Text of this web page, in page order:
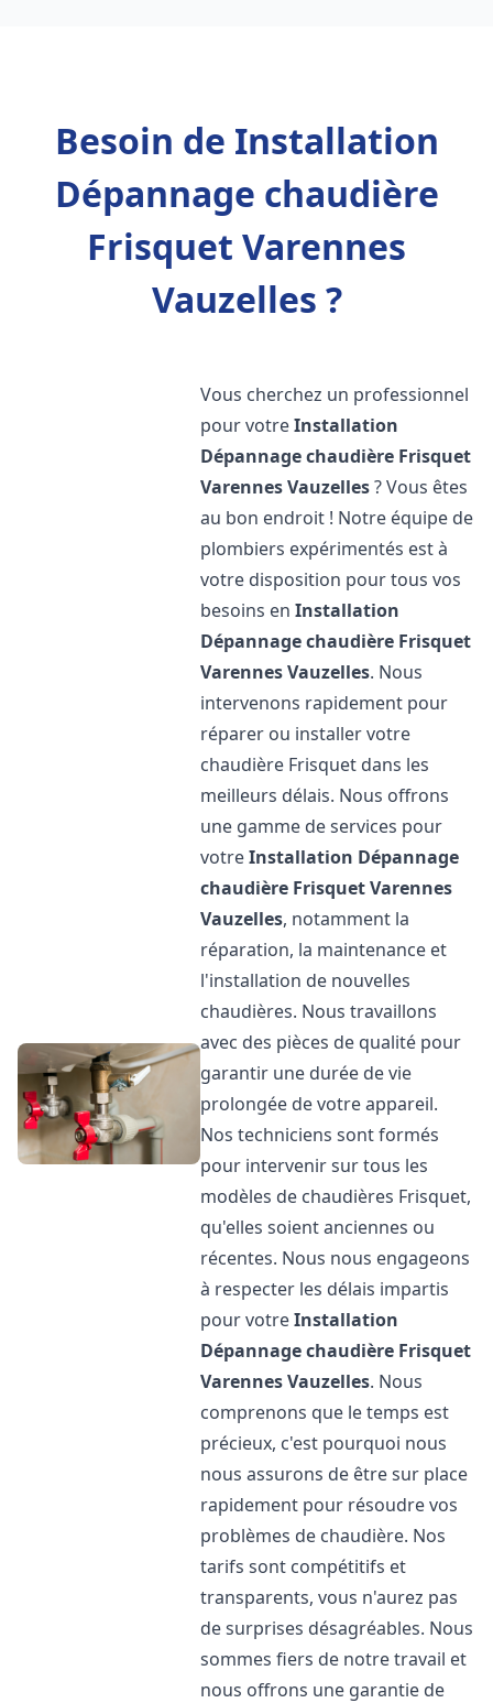
Besoin de Installation
Dépannage chaudière
Frisquet Varennes
Vauzelles ?
Vous cherchez un professionnel
pour votreInstallation
Dépannage chaudière Frisquet
Varennes Vauzelles? Vous êtes
au bon endroit ! Notre équipe de
plombiers expérimentés est à
votre disposition pour tous vos
besoins enInstallation
Dépannage chaudière Frisquet
Varennes Vauzelles. Nous
intervenons rapidement pour
réparer ou installer votre
chaudière Frisquet dans les
meilleurs délais. Nous offrons
une gamme de services pour
votreInstallation Dépannage
chaudière FrisquetVarennes
Vauzelles, notamment la
réparation, la maintenance et
l'installation de nouvelles
chaudières. Nous travaillons
avec des pièces de qualité pour
garantir une durée de vie
prolongée de votre appareil.
Nos techniciens sont formés
pour intervenir sur tous les
modèles de chaudières Frisquet,
qu'elles soient anciennes ou
récentes. Nous nous engageons
à respecter les délais impartis
pour votreInstallation
Dépannage chaudière Frisquet
Varennes Vauzelles. Nous
comprenons que le temps est
précieux, c'est pourquoi nous
nous assurons de être sur place
rapidement pour résoudre vos
problèmes de chaudière. Nos
tarifs sont compétitifs et
transparents, vous n'aurez pas
de surprises désagréables. Nous
sommes fiers de notre travail et
nous offrons une garantie de